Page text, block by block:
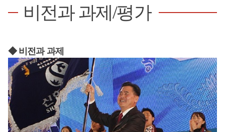
비전과 과제/평가
◆ 비전과 과제